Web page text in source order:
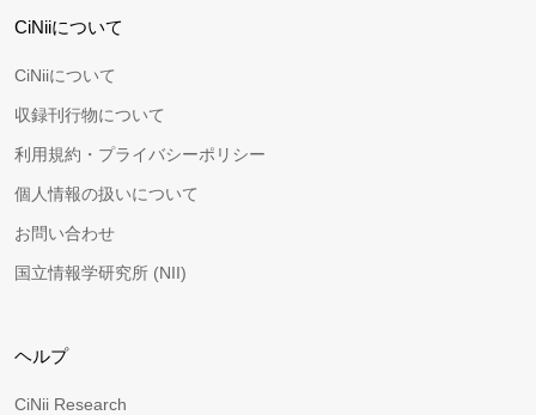
CiNiiについて
CiNiiについて
収録刊行物について
利用規約・プライバシーポリシー
個人情報の扱いについて
お問い合わせ
国立情報学研究所 (NII)
ヘルプ
CiNii Research